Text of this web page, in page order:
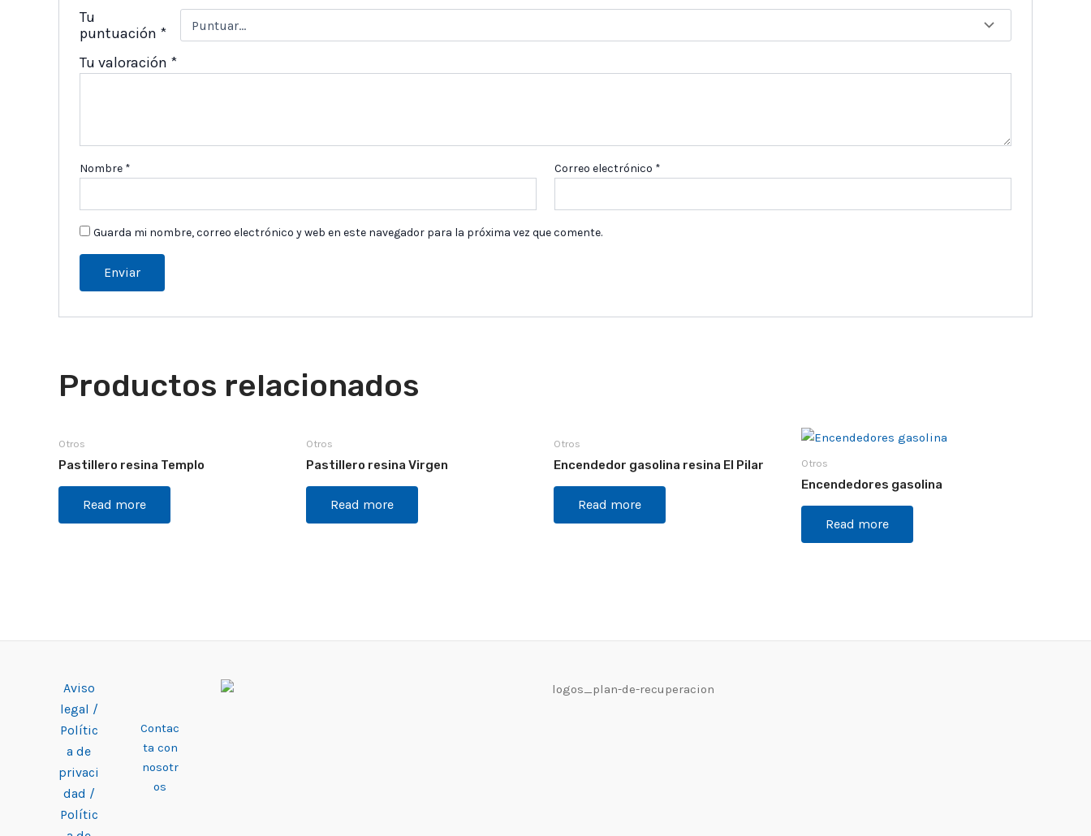
Tu
puntuación *
Tu valoración *
Nombre * Correo electrónico *
Guarda mi nombre, correo electrónico y web en este navegador para la próxima vez que comente.
Productos relacionados
Otros
Pastillero resina Templo
Read more
Otros
Pastillero resina Virgen
Read more
Otros
Encendedor gasolina resina El Pilar
Read more
Otros
Encendedores gasolina
Read more
Aviso
legal /
Polític
a de
privaci
dad /
Polític
Contac
ta con
nosotr
os